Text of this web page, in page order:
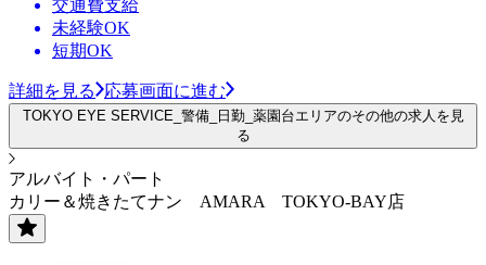
交通費支給
未経験OK
短期OK
詳細を見る 応募画面に進む
TOKYO EYE SERVICE_警備_日勤_薬園台エリアのその他の求人を見
る
アルバイト・パート
カリー＆焼きたてナン AMARA TOKYO-BAY店